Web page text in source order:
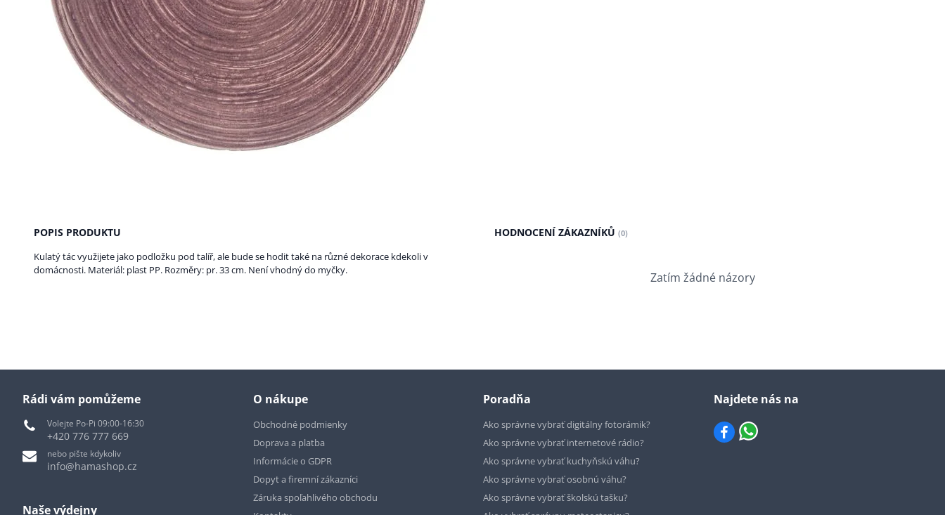
POPIS PRODUKTU
Kulatý tác využijete jako podložku pod talíř, ale bude se hodit také na různé dekorace kdekoli v
domácnosti. Materiál: plast PP. Rozměry: pr. 33 cm. Není vhodný do myčky.
HODNOCENÍ ZÁKAZNÍKŮ (0)
Zatím žádné názory
Rádi vám pomůžeme
Volejte Po-Pi 09:00-16:30
+420 776 777 669
nebo pište kdykoliv
info@hamashop.cz
Naše výdejny
O nákupe
Obchodné podmienky
Doprava a platba
Informácie o GDPR
Dopyt a firemní zákazníci
Záruka spoľahlivého obchodu
Poradňa
Ako správne vybrať digitálny fotorámik?
Ako správne vybrať internetové rádio?
Ako správne vybrať kuchyňskú váhu?
Ako správne vybrať osobnú váhu?
Ako správne vybrať školskú tašku?
Najdete nás na